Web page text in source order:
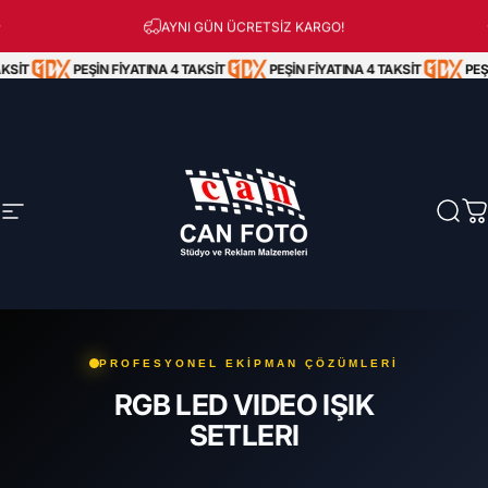
AYNI GÜN ÜCRETSİZ KARGO!
PEŞİN FİYATINA 4 TAKSİT PEŞİN FİYATINA 4 TAKSİT
Site navigasyonu Can Foto Stüdyo ve Reklam MalzemeleriAra
PROFESYONEL EKİPMAN ÇÖZÜMLERİ
RGB LED VIDEO IŞIK
SETLERI